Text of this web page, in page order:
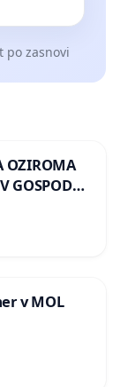
po zasnovi
OZIROMA
GOSPODA
v MOL